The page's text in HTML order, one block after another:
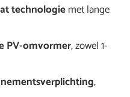
technologiemet lange
PV-omvormer, zowel 1-
,